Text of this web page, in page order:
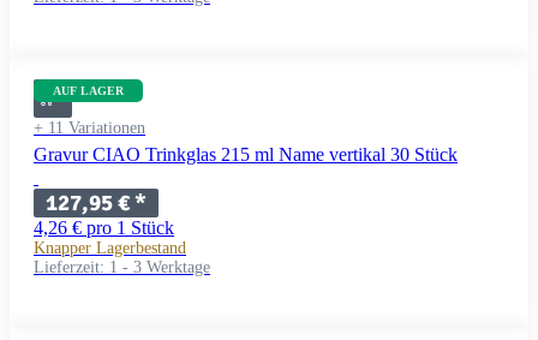
AUF LAGER
+ 11 Variationen
Gravur CIAO Trinkglas 215 ml Name vertikal 30 Stück
127,95 €*
4,26 € pro 1 Stück
Knapper Lagerbestand
Lieferzeit: 1 - 3 Werktage